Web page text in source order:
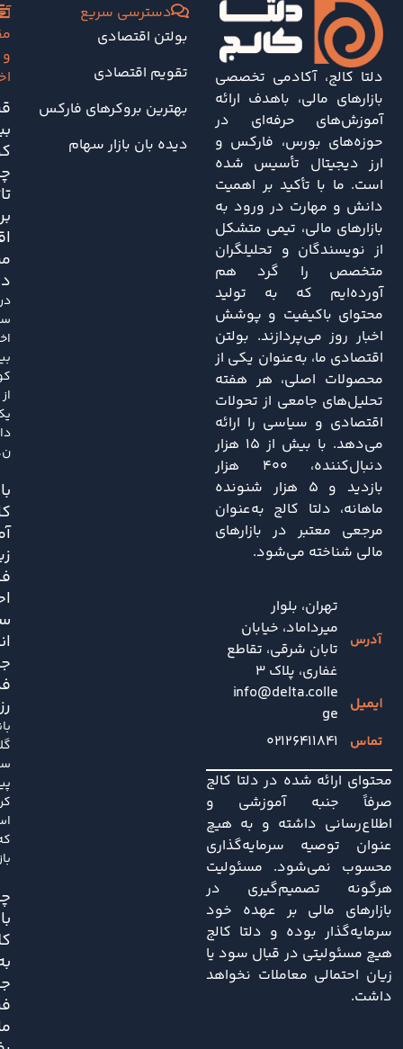
دلتا کالج، آکادمی تخصصی
بازارهای مالی، باهدف ارائه
آموزش‌های حرفه‌ای در
حوزه‌های بورس، فارکس و
ارز دیجیتال تأسیس شده
است. ما با تأکید بر اهمیت
دانش و مهارت در ورود به
بازارهای مالی، تیمی متشکل
از نویسندگان و تحلیلگران
متخصص را گرد هم
آورده‌ایم که به تولید
محتوای باکیفیت و پوشش
اخبار روز می‌پردازند. بولتن
اقتصادی ما، به‌عنوان یکی از
محصولات اصلی، هر هفته
تحلیل‌های جامعی از تحولات
اقتصادی و سیاسی را ارائه
می‌دهد. با بیش از ۱۵ هزار
دنبال‌کننده، ۴۰۰ هزار
بازدید و ۵ هزار شنونده
ماهانه، دلتا کالج به‌عنوان
مرجعی معتبر در بازارهای
مالی شناخته می‌شود.
تهران، بلوار
میرداماد، خیابان
تابان شرقی، تقاطع
غفاری، پلاک 3
info@delta.colle
ge
۰۲۱۲۶۴۱۱۸۴۱
محتوای ارائه شده در دلتا کالج
صرفاً جنبه آموزشی و
اطلاع‌رسانی داشته و به هیچ
عنوان توصیه سرمایه‌گذاری
محسوب نمی‌شود. مسئولیت
هرگونه تصمیم‌گیری در
بازارهای مالی بر عهده خود
سرمایه‌گذار بوده و دلتا کالج
هیچ مسئولیتی در قبال سود یا
زیان احتمالی معاملات نخواهد
داشت.
دسترسی سریع
بولتن اقتصادی
تقویم اقتصادی
بهترین بروکرهای فارکس
دیده بان بازار سهام
و
بر
در
از
با